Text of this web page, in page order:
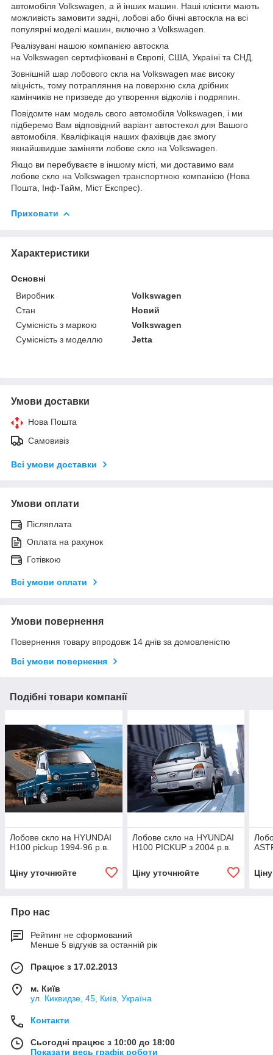
автомобіля Volkswagen, а й інших машин. Наші клієнти мають
можливість замовити задні, лобові або бічні автоскла на всі
популярні моделі машин, включно з Volkswagen.
Реалізувані нашою компанією автоскла
на Volkswagen сертифіковані в Європі, США, Україні та СНД.
Зовнішній шар лобового скла на Volkswagen має високу
міцність, тому потрапляння на поверхню скла дрібних
камінчиків не призведе до утворення відколів і подряпин.
Повідомте нам модель свого автомобіля Volkswagen, і ми
підберемо Вам відповідний варіант автостекол для Вашого
автомобіля. Кваліфікація наших фахівців дає змогу
якнайшвидше заміняти лобове скло на Volkswagen.
Якщо ви перебуваєте в іншому місті, ми доставимо вам
лобове скло на Volkswagen транспортною компанією (Нова
Пошта, Інф-Тайм, Міст Експрес).
Приховати
Характеристики
Основні
Виробник
Volkswagen
Стан
Новий
Сумісність з маркою
Volkswagen
Сумісність з моделлю
Jetta
Умови доставки
Нова Пошта
Самовивіз
Всі умови доставки
Умови оплати
Післяплата
Оплата на рахунок
Готівкою
Всі умови оплати
Умови повернення
Повернення товару впродовж 14 днів за домовленістю
Всі умови повернення
Подібні товари компанії
Лобове скло на HYUNDAI
H100 pickup 1994-96 р.в.
Ціну уточнюйте
Лобове скло на HYUNDAI
H100 PICKUP з 2004 р.в.
Ціну уточнюйте
Про нас
Рейтинг не сформований
Менше 5 відгуків за останній рік
Працює з 17.02.2013
м. Київ
ул. Киквидзе, 45, Київ, Україна
Контакти
Сьогодні працює з 10:00 до 18:00
Показати весь графік роботи